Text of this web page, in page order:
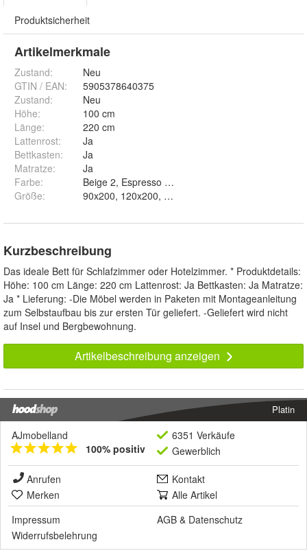
Produktsicherheit
Artikelmerkmale
Zustand:
Neu
GTIN / EAN:
5905378640375
Zustand:
Neu
Höhe:
100 cm
Länge:
220 cm
Lattenrost:
Ja
Bettkasten:
Ja
Matratze:
Ja
Farbe:
Beige 2, Espresso 6, Dunkelgrun 10, Silber 15,
Größe:
Kurzbeschreibung
Das ideale Bett für Schlafzimmer oder Hotelzimmer. * Produktdetails:
Höhe: 100 cm Länge: 220 cm Lattenrost: Ja Bettkasten: Ja Matratze:
Ja * Lieferung: -Die Möbel werden in Paketen mit Montageanleitung
zum Selbstaufbau bis zur ersten Tür geliefert. -Geliefert wird nicht
auf Insel und Bergbewohnung.
Artikelbeschreibung anzeigen
Platin
AJmobelland
100% positiv
6351 Verkäufe
Gewerblich
Anrufen
Kontakt
Merken
Alle Artikel
Impressum
AGB & Datenschutz
Widerrufsbelehrung